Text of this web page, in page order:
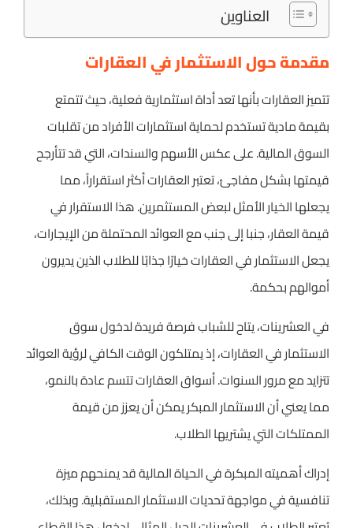
العناوين
مقدمة حول الاستثمار في العقارات
تتميز العقارات بأنها تعد أداة استثمارية فعلية، حيث تتمتع
بقيمة مادية تستخدم لحماية استثمارات الأفراد من تقلبات
السوق المالية. على عكس الأسهم والسندات، التي قد تتأرجح
قيمتها بشكل مفاجئ، تعتبر العقارات أكثر استقراراً، مما
يجعلها الخيار الأمثل لبعض المستثمرين. هذا الاستقرار في
قيمة العقار، جنبا إلى جنب مع العوائد المحتملة من الإيجارات،
يجعل الاستثمار في العقارات خيارًا جذابًا للطلاب الذين يديرون
أموالهم بحكمة.
في العشرينات، يتاح للشباب فرصة فريدة لدخول سوق
الاستثمار في العقارات، إذ يمتلكون الوقت الكافي لرؤية العوائد
تتزايد مع مرور السنوات. أسواق العقارات تتسم عادة بالنمو،
مما يعني أن الاستثمار المبكر يمكن أن يعزز من قيمة
الممتلكات التي يشتريها الطلاب.
إدراك أهميته المبكرة في الحياة المالية قد يمنحهم ميزة
تنافسية في مواجهة تحديات الاستثمار المستقبلية. وبذلك،